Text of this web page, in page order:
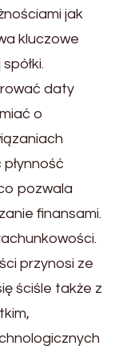
jak
kluczowe
daty
o
pozwala
finansami.
przynosi ze
ściśle także z